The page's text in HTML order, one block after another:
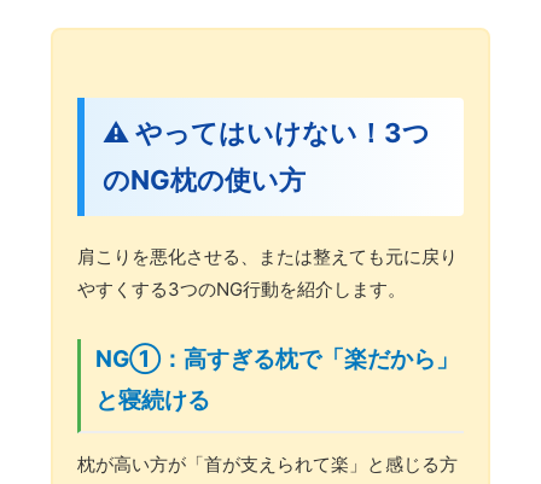
⚠️ やってはいけない！3つ
のNG枕の使い方
肩こりを悪化させる、または整えても元に戻り
やすくする3つのNG行動を紹介します。
NG①：高すぎる枕で「楽だから」
と寝続ける
枕が高い方が「首が支えられて楽」と感じる方